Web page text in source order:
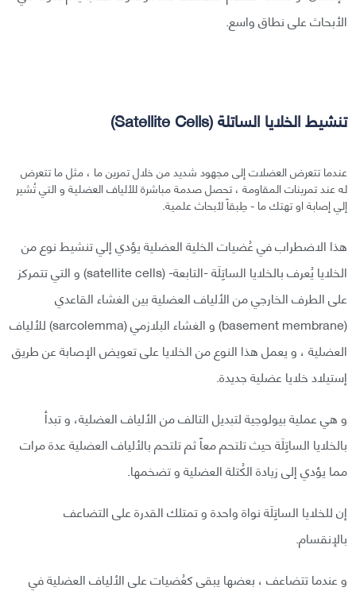
الأبحاث على نطاق واسع.
تنشيط الخلايا الساتلة (Satellite Cells)
عندما تتعرض العضلات إلى مجهود شديد من خلال تمرين ما ، مثل ما تتعرض
له عند تمرينات المقاومة ، تحصل صدمة مباشرة للألياف العضلية و التي تُشير
إلي إصابة او تهتك ما - طِبقاً لأبحاث علمية.
هذا الاضطراب في عُضيات الخلية العضلية يؤدي إلي تنشيط نوع من
الخلايا يُعرف بالخلايا الساتِلَة -التابعة- (satellite cells) و التي تتمركز
على الطرف الخارجي من الألياف العضلية بين الغشاء القاعدي
(basement membrane) و الغشاء البلازمي (sarcolemma) للألياف
العضلية ، و يعمل هذا النوع من الخلايا على تعويض الإصابة عن طريق
إستيلاد خلايا عضلية جديدة.
و هي عملية بيولوجية لتبديل التالف من الألياف العضلية، و تبدأ
بالخلايا الساتِلَة حيث تلتحم معاً ثم تلتحم بالألياف العضلية عدة مرات
مما يؤدي إلى زيادة الكُتلة العضلية و تضخمها.
إن للخلايا الساتِلَة نواة واحدة و تمتلك القدرة على التضاعف
بالإنقسام.
و عندما تتضاعف ، بعضها يبقى كعُضيات على الألياف العضلية في